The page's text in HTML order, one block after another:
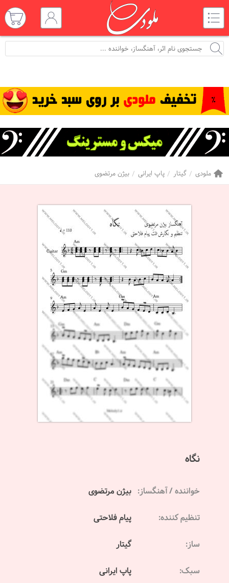
ملودی گیتار پاپ ایرانی بیژن مرتضوی
نگاه
خواننده / آهنگساز: بیژن مرتضوی
تنظیم کننده: پیام فلاحتی
ساز: گیتار
سبک: پاپ ایرانی